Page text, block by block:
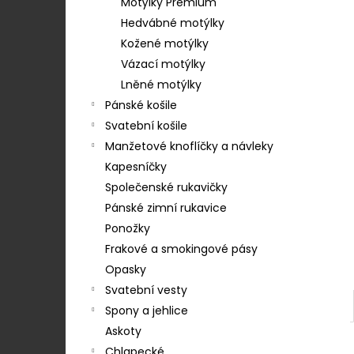
Hedvábné motýlky
Kožené motýlky
Vázací motýlky
Lněné motýlky
Pánské košile
Svatební košile
Manžetové knoflíčky a návleky
Kapesníčky
Společenské rukavičky
Pánské zimní rukavice
Ponožky
Frakové a smokingové pásy
Opasky
Svatební vesty
Spony a jehlice
Askoty
MM, MOTÝLEK A KAPESNÍČEK MODRÁ,
KOŇAKOVÁ KŮŽE 886-2244369
1 754 Kč